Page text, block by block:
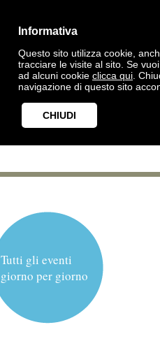
Informativa
Questo sito utilizza cookie,
tracciare le visite al sito. Se
ad alcuni cookie clicca qui .
navigazione di questo sito
CHIUDI
Tutti gli eventi
giorno per giorno